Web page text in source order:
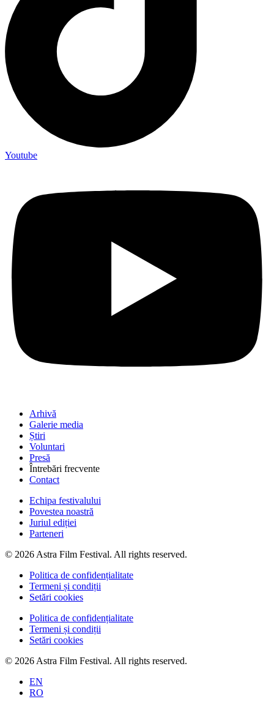
Youtube
Arhivă
Galerie media
Știri
Voluntari
Presă
Întrebări frecvente
Contact
Echipa festivalului
Povestea noastră
Juriul ediției
Parteneri
© 2026 Astra Film Festival. All rights reserved.
Politica de confidențialitate
Termeni și condiții
Setări cookies
Politica de confidențialitate
Termeni și condiții
Setări cookies
© 2026 Astra Film Festival. All rights reserved.
EN
RO